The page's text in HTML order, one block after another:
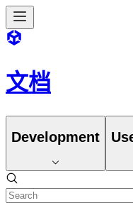
文档
Development